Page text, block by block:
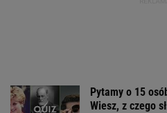
Pytamy o 15
Wiesz, z czego